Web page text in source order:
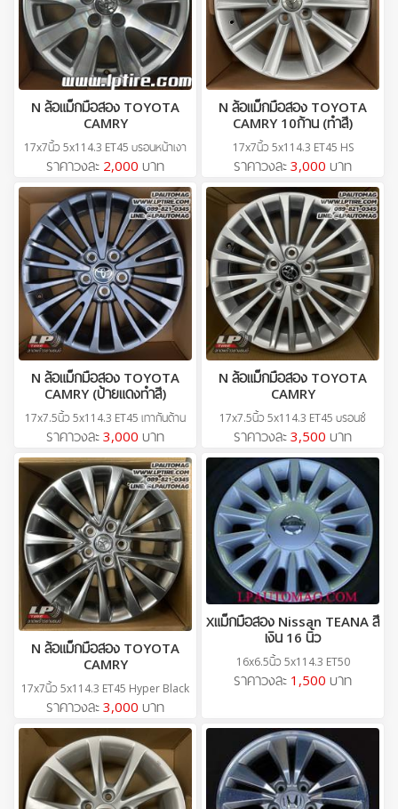
N ล้อแม็กมือสอง TOYOTA
CAMRY
17x7นิ้ว 5x114.3 ET45 บรอนหน้าเงา
ราคาวงละ 2,000 บาท
N ล้อแม็กมือสอง TOYOTA
CAMRY 10ก้าน (ทำสี)
17x7นิ้ว 5x114.3 ET45 HS
ราคาวงละ 3,000 บาท
N ล้อแม็กมือสอง TOYOTA
CAMRY (ป้ายแดงทำสี)
17x7.5นิ้ว 5x114.3 ET45 เทากันด้าน
ราคาวงละ 3,000 บาท
N ล้อแม็กมือสอง TOYOTA
CAMRY
17x7.5นิ้ว 5x114.3 ET45 บรอนซ์
ราคาวงละ 3,500 บาท
N ล้อแม็กมือสอง TOYOTA
CAMRY
17x7นิ้ว 5x114.3 ET45 Hyper Black
ราคาวงละ 3,000 บาท
Xแม็กมือสอง Nissan TEANA สี
เงิน 16 นิ้ว
16x6.5นิ้ว 5x114.3 ET50
ราคาวงละ 1,500 บาท